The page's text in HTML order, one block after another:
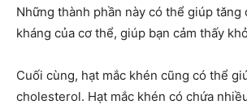
Những thành phần này có thể giúp tăng
kháng của cơ thể, giúp bạn cảm thấy
Cuối cùng, hạt mắc khén cũng có thể
cholesterol. Hạt mắc khén có chứa